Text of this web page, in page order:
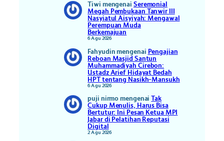
Tiwi mengenai Seremonial
Megah Pembukaan Tanwir III
Nasyiatul Aisyiyah: Mengawal
Perempuan Muda
Berkemajuan
6 Agu 2026
Fahyudinmengenai Pengajian
Reboan Masjid Santun
Muhammadiyah Cirebon:
Ustadz Arief Hidayat Bedah
HPT tentang Nasikh-Mansukh
6 Agu 2026
puji nirmomengenaiTak
Cukup Menulis, Harus Bisa
Bertutur: Ini Pesan Ketua MPI
Jabar di Pelatihan Reputasi
Digital
2 Agu 2026